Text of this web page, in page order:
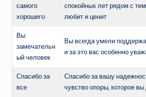
самого
хорошего
спокойных лет рядом с
любит и ценит
Вы
замечательн
ый человек
Вы всегда умели
и за это вас особенно
Спасибо за
все
Спасибо за вашу
чувство опоры, которое